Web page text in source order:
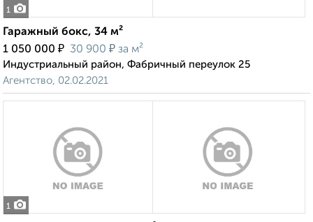
1
Гаражный бокс, 34 м²
1 050 000 ₽ 30 900 ₽ за м²
Индустриальный район, Фабричный переулок 25
Агентство, 02.02.2021
1